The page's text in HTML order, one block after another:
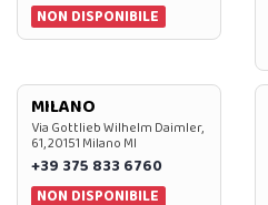
NON DISPONIBILE
MILANO
Via Gottlieb Wilhelm Daimler,
61, 20151 Milano MI
+39 375 833 6760
NON DISPONIBILE